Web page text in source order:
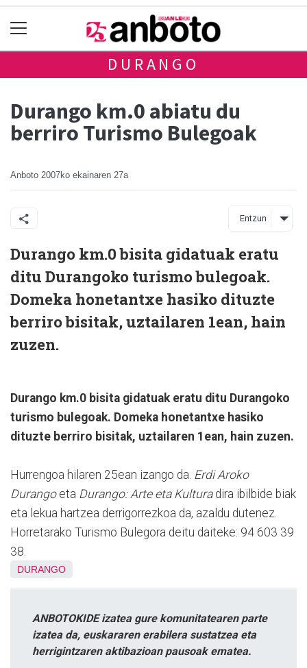
DURANGO
Durango km.0 abiatu du
berriro Turismo Bulegoak
Anboto 2007ko ekainaren 27a
Entzun
Durango km.0 bisita gidatuak eratu
ditu Durangoko turismo bulegoak.
Domeka honetantxe hasiko dituzte
berriro bisitak, uztailaren 1ean, hain
zuzen.
Durango km.0 bisita gidatuak eratu ditu Durangoko
turismo bulegoak. Domeka honetantxe hasiko
dituzte berriro bisitak, uztailaren 1ean, hain zuzen.
Hurrengoa hilaren 25ean izango da. Erdi Aroko
Durangoeta Durango: Arte eta Kulturadira ibilbide biak
eta lekua hartzea derrigorrezkoa da, azaldu dutenez.
Horretarako Turismo Bulegora deitu daiteke: 94 603 39
38.
DURANGO
ANBOTOKIDE izatea gure komunitatearen parte
izatea da, euskararen erabilera sustatzea eta
herrigintzaren aktibazioan pausoak ematea.